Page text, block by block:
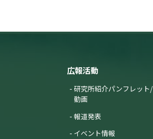
【国環研View LITE】
森林と大気のガス交換を
—半世紀前に考案された理
広報活動
研究所紹介パンフレット/
動画
報道発表
イベント情報